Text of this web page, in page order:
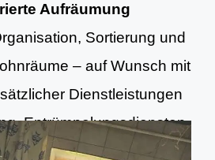
Aufräumung
Sortierung und
– auf Wunsch mit
Dienstleistungen
Entrümpelungsdiensten